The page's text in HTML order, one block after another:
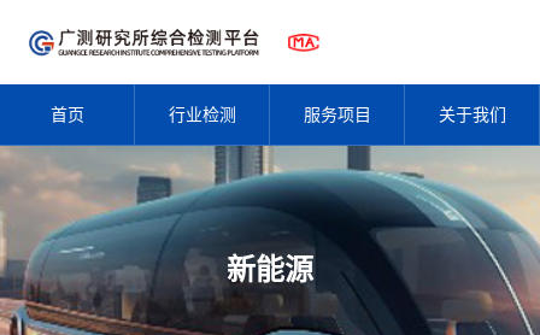
首页 行业检测 服务项目 关于我们
新能源